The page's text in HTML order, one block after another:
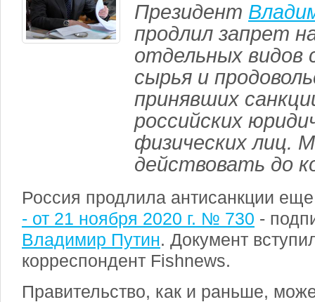
Президент
продлил запрет
отдельных видов
сырья и
принявших
российских
физических лиц.
действовать до
Россия продлила антисанкции
- от 21 ноября 2020 г. № 730 -
Владимир Путин. Документ
корреспондент Fishnews.
Правительство, как и раньше,